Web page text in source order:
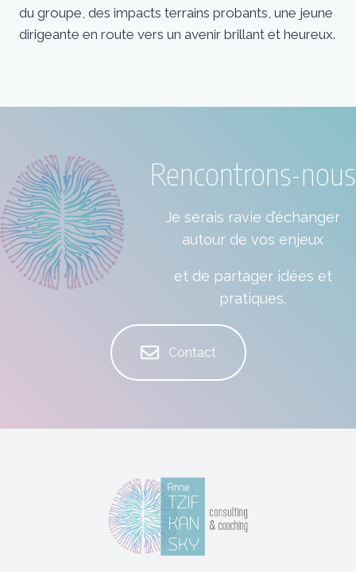
du groupe, des impacts terrains probants, une jeune
dirigeante en route vers un avenir brillant et heureux.
Rencontrons-nous
Je serais ravie d’échanger
autour de vos enjeux
et de partager idées et
pratiques.
Contact